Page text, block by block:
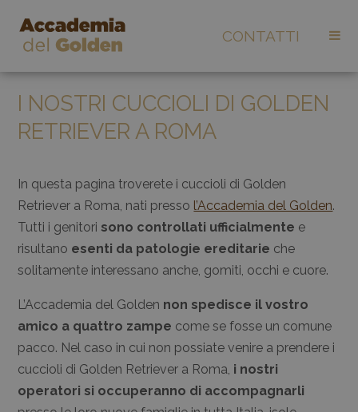
CONTATTI
I NOSTRI CUCCIOLI DI GOLDEN
RETRIEVER A ROMA
In questa pagina troverete i cuccioli di Golden
Retriever a Roma, nati presso l’Accademia del Golden.
Tutti i genitori sono controllati ufficialmente e
risultano esenti da patologie ereditarie che
solitamente interessano anche, gomiti, occhi e cuore.
L’Accademia del Golden non spedisce il vostro
amico a quattro zampe come se fosse un comune
pacco. Nel caso in cui non possiate venire a prendere i
cuccioli di Golden Retriever a Roma, i nostri
operatori si occuperanno di accompagnarli